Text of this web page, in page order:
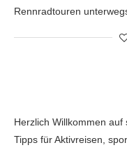
Rennradtouren
Herzlich Willkommen
Tipps für Aktivreisen,